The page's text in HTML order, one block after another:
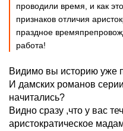
проводили время, и как
признаков отличия
праздное
работа!
Видимо вы историю уже
И дамских романов
начитались?
Видно сразу ,что у вас
аристократическое